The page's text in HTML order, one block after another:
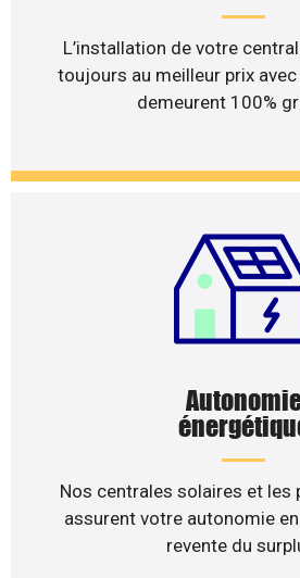
L’installation de votre
toujours au meilleur prix
demeurent 100%
Nos centrales solaires et les
assurent votre autonomie
revente du